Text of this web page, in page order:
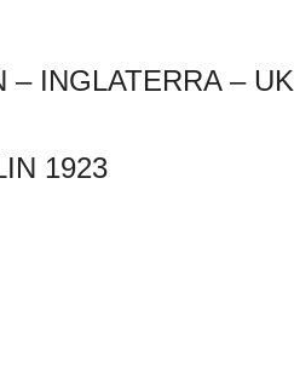
– INGLATERRA – UK
1923